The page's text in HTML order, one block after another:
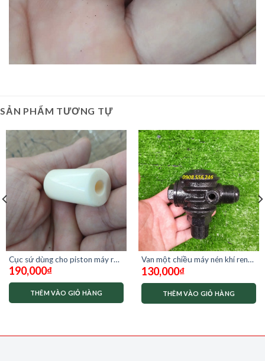
SẢN PHẨM TƯƠNG TỰ
Cục sứ dùng cho piston máy rửa
xe stellato st-500
190,000₫
THÊM VÀO GIỎ HÀNG
Van một chiều máy nén khí ren
27mm
130,000₫
THÊM VÀO GIỎ HÀNG